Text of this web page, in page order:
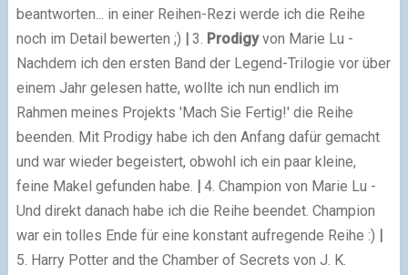
beantworten... in einer Reihen-Rezi werde ich die Reihe
noch im Detail bewerten ;)
3. Prodigyvon Marie Lu -
Nachdem ich den ersten Band der Legend-Trilogie vor über
einem Jahr gelesen hatte, wollte ich nun endlich im
Rahmen meines Projekts 'Mach Sie Fertig!' die Reihe
beenden. Mit Prodigy habe ich den Anfang dafür gemacht
und war wieder begeistert, obwohl ich ein paar kleine,
feine Makel gefunden habe.
4. Champion von Marie Lu -
Und direkt danach habe ich die Reihe beendet. Champion
war ein tolles Ende für eine konstant aufregende Reihe :)
5. Harry Potter and the Chamber of Secrets von J. K.